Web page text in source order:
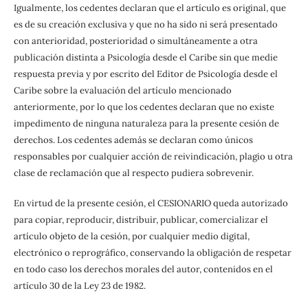
Igualmente, los cedentes declaran que el artículo es original, que
es de su creación exclusiva y que no ha sido ni será presentado
con anterioridad, posterioridad o simultáneamente a otra
publicación distinta a Psicología desde el Caribe sin que medie
respuesta previa y por escrito del Editor de Psicología desde el
Caribe sobre la evaluación del artículo mencionado
anteriormente, por lo que los cedentes declaran que no existe
impedimento de ninguna naturaleza para la presente cesión de
derechos. Los cedentes además se declaran como únicos
responsables por cualquier acción de reivindicación, plagio u otra
clase de reclamación que al respecto pudiera sobrevenir.
En virtud de la presente cesión, el CESIONARIO queda autorizado
para copiar, reproducir, distribuir, publicar, comercializar el
artículo objeto de la cesión, por cualquier medio digital,
electrónico o reprográfico, conservando la obligación de respetar
en todo caso los derechos morales del autor, contenidos en el
artículo 30 de la Ley 23 de 1982.